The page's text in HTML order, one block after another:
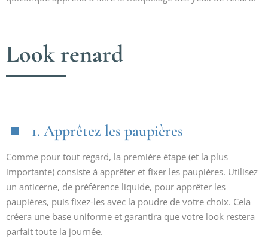
Look renard
1. Apprêtez les paupières
Comme pour tout regard, la première étape (et la plus
importante) consiste à apprêter et fixer les paupières. Utilisez
un anticerne, de préférence liquide, pour apprêter les
paupières, puis fixez-les avec la poudre de votre choix. Cela
créera une base uniforme et garantira que votre look restera
parfait toute la journée.